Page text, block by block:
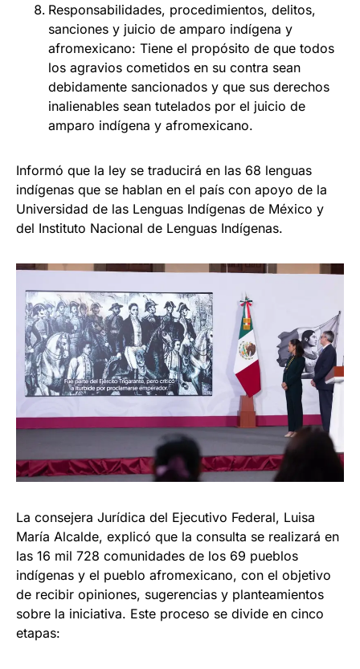
Responsabilidades, procedimientos, delitos,
sanciones y juicio de amparo indígena y
afromexicano: Tiene el propósito de que todos
los agravios cometidos en su contra sean
debidamente sancionados y que sus derechos
inalienables sean tutelados por el juicio de
amparo indígena y afromexicano.
Informó que la ley se traducirá en las 68 lenguas
indígenas que se hablan en el país con apoyo de la
Universidad de las Lenguas Indígenas de México y
del Instituto Nacional de Lenguas Indígenas.
La consejera Jurídica del Ejecutivo Federal, Luisa
María Alcalde, explicó que la consulta se realizará en
las 16 mil 728 comunidades de los 69 pueblos
indígenas y el pueblo afromexicano, con el objetivo
de recibir opiniones, sugerencias y planteamientos
sobre la iniciativa. Este proceso se divide en cinco
etapas: